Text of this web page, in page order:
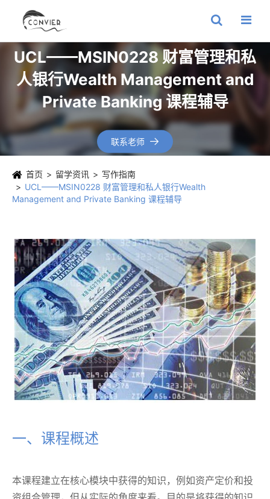
UCL——MSIN0228 财富管理和私
人银行Wealth Management and
Private Banking 课程辅导
联系老师 
首页 留学资讯
写作指南
UCL——MSIN0228 财富管理和私人银行Wealth
Management and Private Banking 课程辅导
一、课程概述
本课程建立在核心模块中获得的知识，例如资产定价和投